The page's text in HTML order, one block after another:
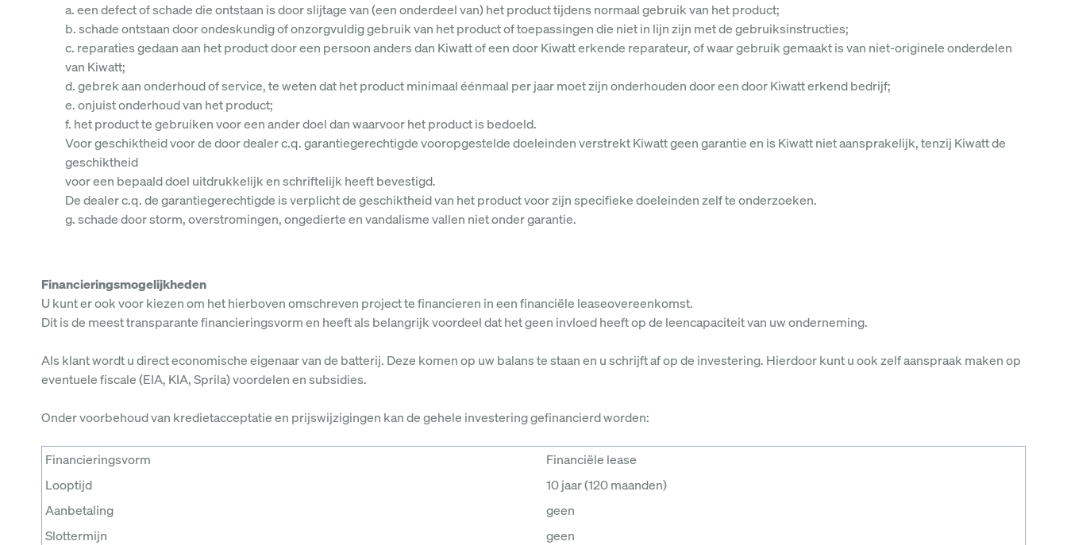
a. een defect of schade die ontstaan is door slijtage van (een onderdeel van) het product tijdens normaal gebruik van het product;
b. schade ontstaan door ondeskundig of onzorgvuldig gebruik van het product of toepassingen die niet in lijn zijn met de gebruiksinstructies;
c. reparaties gedaan aan het product door een persoon anders dan Kiwatt of een door Kiwatt erkende reparateur, of waar gebruik gemaakt is van niet-originele onderdelen
van Kiwatt;
d. gebrek aan onderhoud of service, te weten dat het product minimaal éénmaal per jaar moet zijn onderhouden door een door Kiwatt erkend bedrijf;
e. onjuist onderhoud van het product;
f. het product te gebruiken voor een ander doel dan waarvoor het product is bedoeld.
Voor geschiktheid voor de door dealer c.q. garantiegerechtigde vooropgestelde doeleinden verstrekt Kiwatt geen garantie en is Kiwatt niet aansprakelijk, tenzij Kiwatt de
geschiktheid
voor een bepaald doel uitdrukkelijk en schriftelijk heeft bevestigd.
De dealer c.q. de garantiegerechtigde is verplicht de geschiktheid van het product voor zijn specifieke doeleinden zelf te onderzoeken.
g. schade door storm, overstromingen, ongedierte en vandalisme vallen niet onder garantie.
Financieringsmogelijkheden
U kunt er ook voor kiezen om het hierboven omschreven project te financieren in een financiële leaseovereenkomst.
Dit is de meest transparante financieringsvorm en heeft als belangrijk voordeel dat het geen invloed heeft op de leencapaciteit van uw onderneming.
Als klant wordt u direct economische eigenaar van de batterij. Deze komen op uw balans te staan en u schrijft af op de investering. Hierdoor kunt u ook zelf aanspraak maken op
eventuele fiscale (EIA, KIA, Sprila) voordelen en subsidies.
Onder voorbehoud van kredietacceptatie en prijswijzigingen kan de gehele investering gefinancierd worden:
Financieringsvorm
Financiële lease
Looptijd
10 jaar (120 maanden)
Aanbetaling
geen
Slottermijn
geen